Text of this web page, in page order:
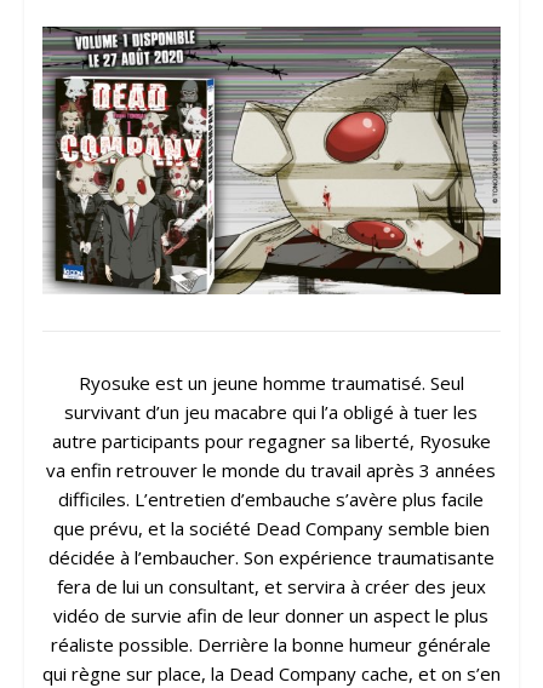
Ryosuke est un jeune homme traumatisé. Seul
survivant d’un jeu macabre qui l’a obligé à tuer les
autre participants pour regagner sa liberté, Ryosuke
va enfin retrouver le monde du travail après 3 années
difficiles. L’entretien d’embauche s’avère plus facile
que prévu, et la société Dead Company semble bien
décidée à l’embaucher. Son expérience traumatisante
fera de lui un consultant, et servira à créer des jeux
vidéo de survie afin de leur donner un aspect le plus
réaliste possible. Derrière la bonne humeur générale
qui règne sur place, la Dead Company cache, et on s’en